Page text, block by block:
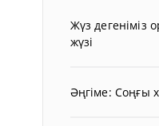
Жүз дегеніміз
жүзі
Әңгіме: Соңғы